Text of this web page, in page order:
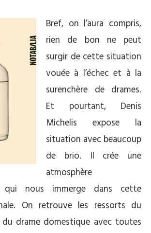
Bref, on l’aura compris,
rien de bon ne peut
surgir de cette situation
vouée à l’échec et à la
surenchère de drames.
Et pourtant, Denis
Michelis expose la
situation avec beaucoup
de brio. Il crée une
atmosphère
qui nous immerge dans cette
On retrouve les ressorts du
drame domestique avec toutes